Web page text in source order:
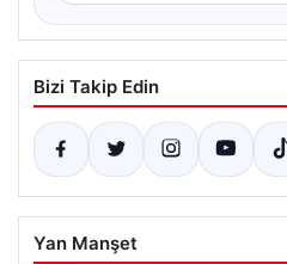
Bizi Takip Edin
Yan Manşet